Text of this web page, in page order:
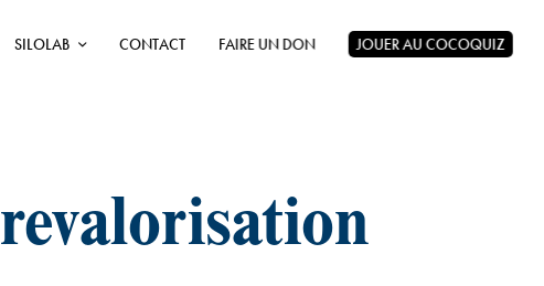
SILOLAB CONTACT FAIRE UN DON JOUER AU COCOQUIZ
revalorisation